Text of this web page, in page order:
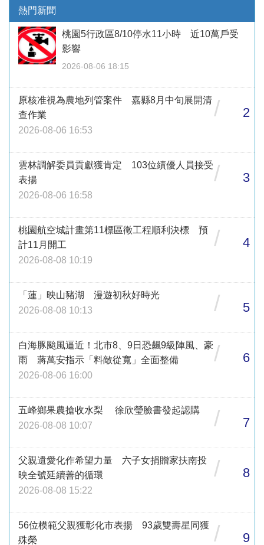
熱門新聞
桃園5行政區8/10停水11小時 近10萬戶受
影響
2026-08-06 18:15
原核准視為農地列管案件 嘉縣8月中旬展開清
查作業
2026-08-06 16:53
/ 2
雲林調解委員貢獻獲肯定 103位績優人員接受
表揚
2026-08-06 16:58
/ 3
桃園航空城計畫第11標區徵工程順利決標 預
計11月開工
2026-08-08 10:19
/ 4
「蓮」映山豬湖 漫遊初秋好時光
2026-08-08 10:13
/ 5
白海豚颱風逼近！北市8、9日恐飆9級陣風、豪
雨 蔣萬安指示「料敵從寬」全面整備
2026-08-06 16:00
/ 6
五峰鄉果農搶收水梨 徐欣瑩臉書發起認購
2026-08-08 10:07
/ 7
父親遺愛化作希望力量 六子女捐贈家扶南投
映全號延續善的循環
2026-08-08 15:22
/ 8
56位模範父親獲彰化市表揚 93歲雙壽星同獲
殊榮
/ 9